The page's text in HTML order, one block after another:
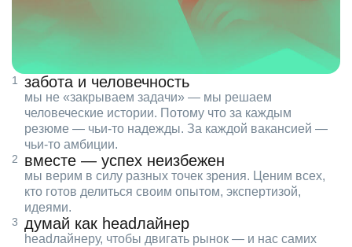
забота и человечность
мы не «закрываем задачи» — мы решаем
человеческие истории. Потому что за каждым
резюме — чьи‑то надежды. За каждой вакансией —
чьи‑то амбиции.
вместе — успех неизбежен
мы верим в силу разных точек зрения. Ценим всех,
кто готов делиться своим опытом, экспертизой,
идеями.
думай как headлайнер
headлайнеру, чтобы двигать рынок — и нас самих